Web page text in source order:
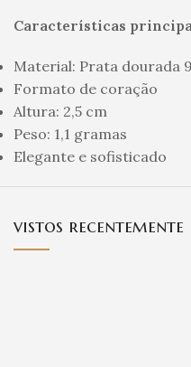
Características
Material: Prata dourada
Formato de coração
Altura: 2,5 cm
Peso: 1,1 gramas
Elegante e sofisticado
vistos recentemente